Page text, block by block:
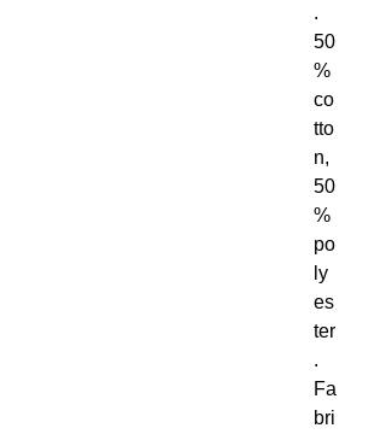
.
50
%
co
tto
n,
50
%
po
ly
es
ter
.
Fa
bri